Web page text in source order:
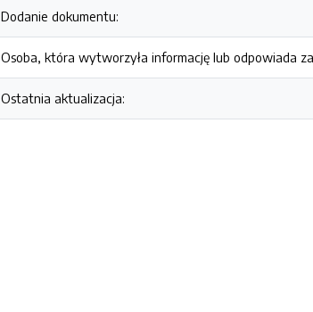
Dodanie dokumentu:
Osoba, która wytworzyła informację lub odpowiada
Ostatnia aktualizacja: